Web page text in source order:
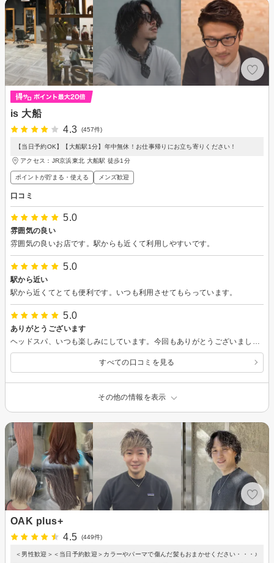
is 大船
4.3
(457件)
【当日予約OK】【大船駅1分】年中無休！お仕事帰りにお立ち寄りください！
アクセス：JR京浜東北 大船駅 徒歩1分
ポイントが貯まる・使える メンズ歓迎
口コミ
5.0
雰囲気の良い
雰囲気の良いお店です。駅からも近くて利用しやすいです。
5.0
駅から近い
駅から近くてとても便利です。いつも利用させてもらっています。
5.0
ありがとうございます
すべての口コミを見る
その他の情報を表示
OAK plus+
4.5
(449件)
＜男性歓迎＞＜当日予約歓迎＞カラーやパーマで傷んだ髪もおまかせください・・・♪